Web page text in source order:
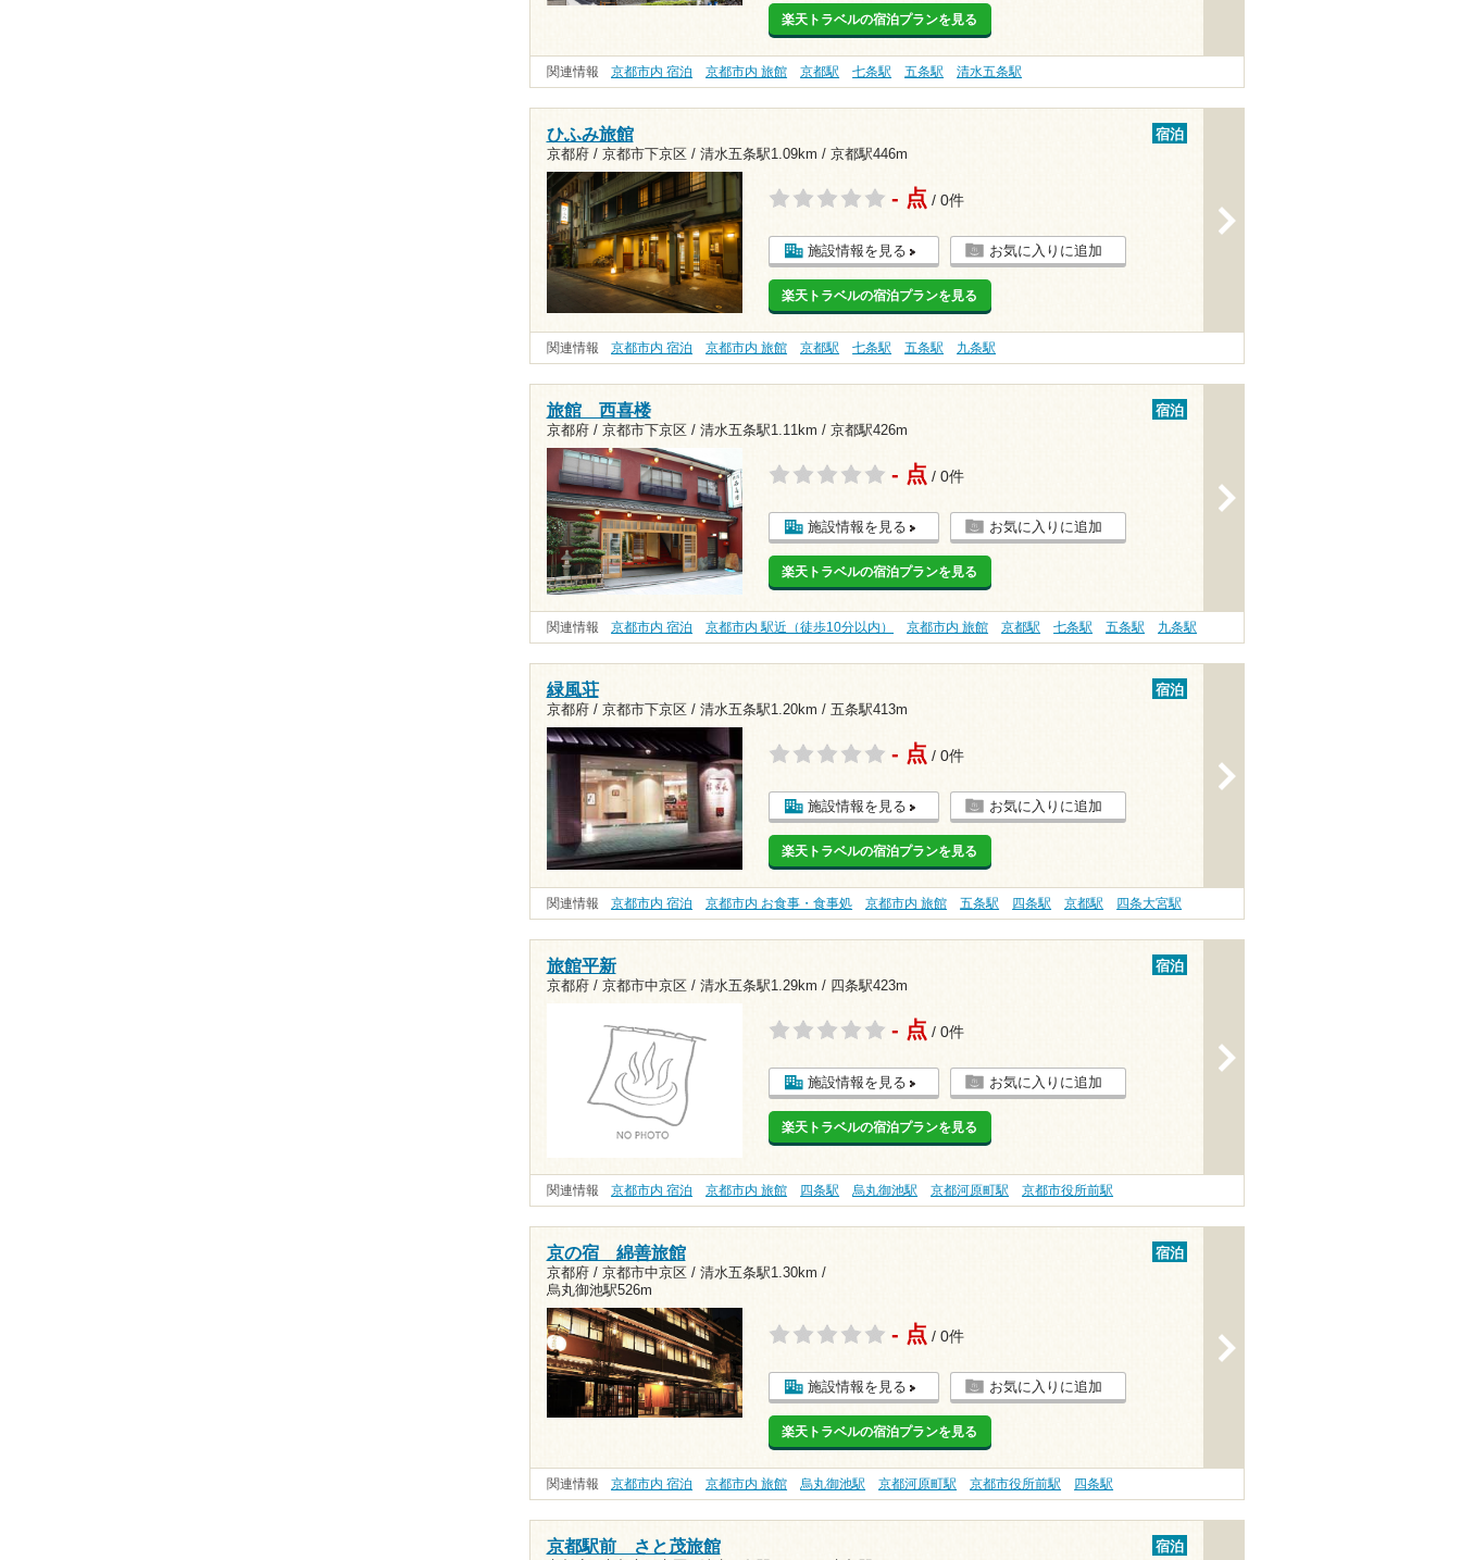
楽天トラベルの宿泊プランを見る
関連情報 京都市内 宿泊 京都市内 旅館 京都駅 七条駅 五条駅 清水五条駅
ひふみ旅館
京都府 / 京都市下京区 / 清水五条駅1.09km / 京都駅446m
宿泊
- 点 / 0件
施設情報を見る お気に入りに追加
楽天トラベルの宿泊プランを見る
関連情報 京都市内 宿泊 京都市内 旅館 京都駅 七条駅 五条駅 九条駅
旅館 西喜楼
京都府 / 京都市下京区 / 清水五条駅1.11km / 京都駅426m
宿泊
- 点 / 0件
施設情報を見る お気に入りに追加
楽天トラベルの宿泊プランを見る
関連情報 京都市内 宿泊 京都市内 駅近（徒歩10分以内） 京都市内 旅館 京都駅 七条駅 五条駅 九条駅
緑風荘
京都府 / 京都市下京区 / 清水五条駅1.20km / 五条駅413m
宿泊
- 点 / 0件
施設情報を見る お気に入りに追加
楽天トラベルの宿泊プランを見る
関連情報 京都市内 宿泊 京都市内 お食事・食事処 京都市内 旅館 五条駅 四条駅 京都駅 四条大宮駅
旅館平新
京都府 / 京都市中京区 / 清水五条駅1.29km / 四条駅423m
宿泊
- 点 / 0件
施設情報を見る お気に入りに追加
楽天トラベルの宿泊プランを見る
関連情報 京都市内 宿泊 京都市内 旅館 四条駅 烏丸御池駅 京都河原町駅 京都市役所前駅
京の宿 綿善旅館
京都府 / 京都市中京区 / 清水五条駅1.30km /
烏丸御池駅526m
宿泊
- 点 / 0件
施設情報を見る お気に入りに追加
楽天トラベルの宿泊プランを見る
関連情報 京都市内 宿泊 京都市内 旅館 烏丸御池駅 京都河原町駅 京都市役所前駅 四条駅
京都駅前 さと茂旅館 宿泊